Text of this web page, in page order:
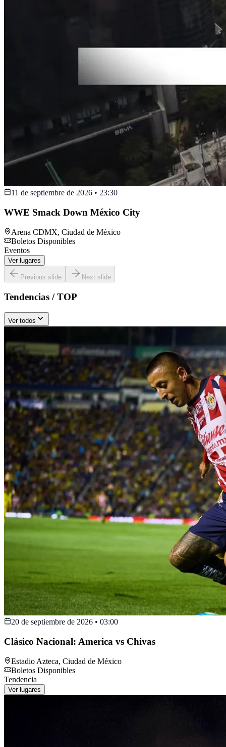
11 de septiembre de 2026 • 23:30
WWE Smack Down México City
Arena CDMX, Ciudad de México
Boletos Disponibles
Eventos
Ver lugares
Previous slide Next slide
Tendencias / TOP
Ver todos
20 de septiembre de 2026 • 03:00
Clásico Nacional: America vs Chivas
Estadio Azteca, Ciudad de México
Boletos Disponibles
Tendencia
Ver lugares